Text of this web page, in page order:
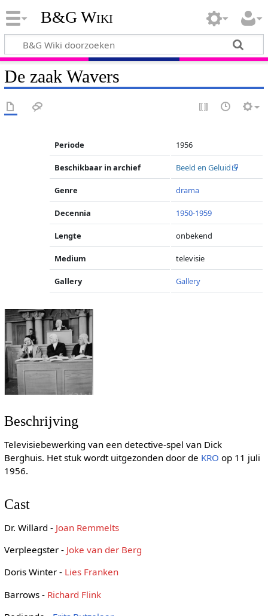
B&G Wiki
De zaak Wavers
Periode 1956
Beschikbaar in archief Beeld en Geluid
Genre drama
Decennia 1950-1959
Lengte onbekend
Medium televisie
Gallery Gallery
Beschrijving
Televisiebewerking van een detective-spel van Dick
Berghuis. Het stuk wordt uitgezonden door de KRO op 11 juli
1956.
Cast
Dr. Willard - Joan Remmelts
Verpleegster - Joke van der Berg
Doris Winter - Lies Franken
Barrows - Richard Flink